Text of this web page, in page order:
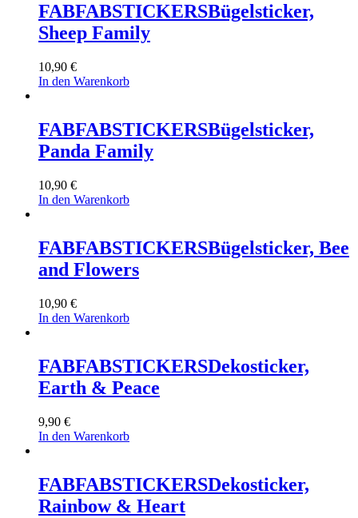
FABFABSTICKERSBügelsticker,
Sheep Family
10,90 €
In den Warenkorb
FABFABSTICKERSBügelsticker,
Panda Family
10,90 €
In den Warenkorb
FABFABSTICKERSBügelsticker, Bee
and Flowers
10,90 €
In den Warenkorb
FABFABSTICKERSDekosticker,
Earth & Peace
9,90 €
In den Warenkorb
FABFABSTICKERSDekosticker,
Rainbow & Heart